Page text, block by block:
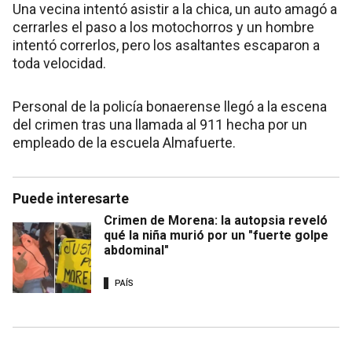
Una vecina intentó asistir a la chica, un auto amagó a
cerrarles el paso a los motochorros y un hombre
intentó correrlos, pero los asaltantes escaparon a
toda velocidad.
Personal de la policía bonaerense llegó a la escena
del crimen tras una llamada al 911 hecha por un
empleado de la escuela Almafuerte.
Puede interesarte
Crimen de Morena: la autopsia reveló
qué la niña murió por un "fuerte golpe
abdominal"
PAÍS